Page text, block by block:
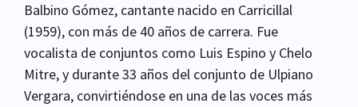
Balbino Gómez, cantante nacido en Carricillal
(1959), con más de 40 años de carrera. Fue
vocalista de conjuntos como Luis Espino y Chelo
Mitre, y durante 33 años del conjunto de Ulpiano
Vergara, convirtiéndose en una de las voces más